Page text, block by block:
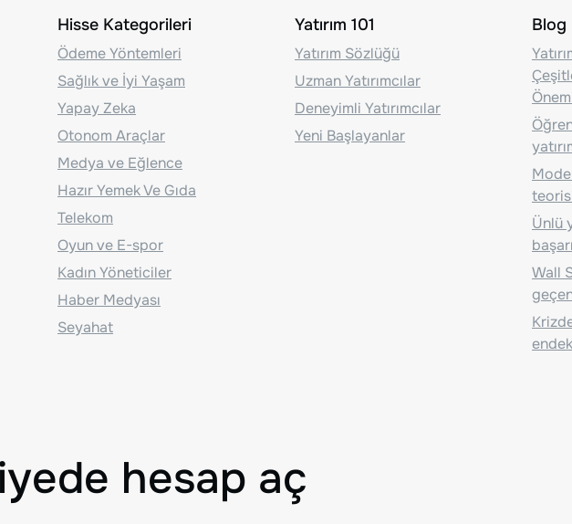
Hisse Kategorileri
Ödeme Yöntemleri
Sağlık ve İyi Yaşam
Yapay Zeka
Otonom Araçlar
Medya ve Eğlence
Hazır Yemek Ve Gıda
Telekom
Oyun ve E-spor
Kadın Yöneticiler
Haber Medyası
Seyahat
Yatırım 101
Yatırım Sözlüğü
Uzman Yatırımcılar
Deneyimli Yatırımcılar
Yeni Başlayanlar
Blog
Ünlü
Wall
hesap aç